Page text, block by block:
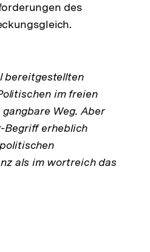
des
bereitgestellten
im freien
Weg. Aber
Begriff erheblich
als im wortreich das